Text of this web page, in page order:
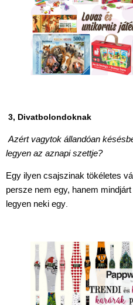
3, Divatbolondoknak
Azért vagytok állandóan
legyen az aznapi szettje?
Egy ilyen csajszinak tökéletes
persze nem egy, hanem
legyen neki egy.
1-